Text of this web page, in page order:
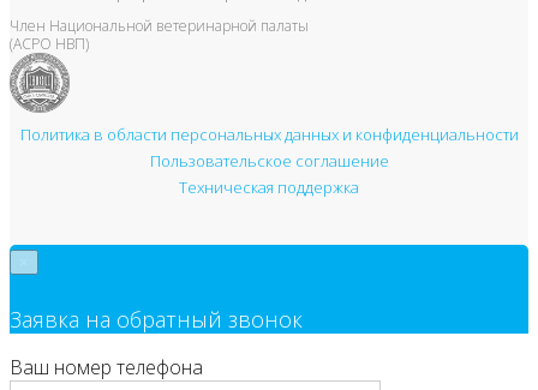
Член Национальной ветеринарной палаты
(АСРО НВП)
Политика в области персональных данных и конфиденциальности
Пользовательское соглашение
Техническая поддержка
Заявка на обратный звонок
Ваш номер телефона